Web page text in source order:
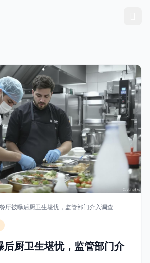
厅被曝后厨卫生堪忧，监管部门介入调查
后厨卫生堪忧，监管部门介